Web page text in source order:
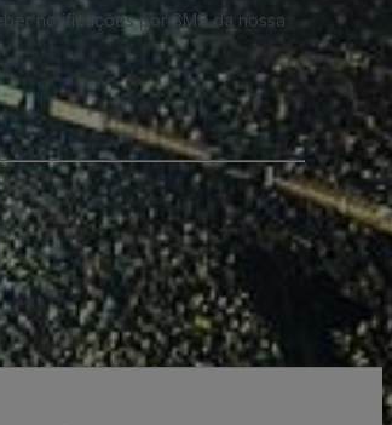
notificações por SMS da nossa